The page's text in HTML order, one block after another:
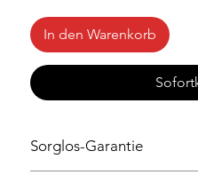
In den Warenkorb
Sorglos-Garantie